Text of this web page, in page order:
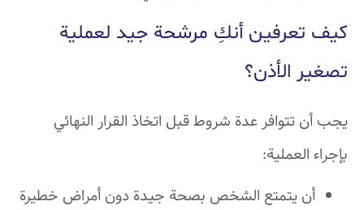
كيف تعرفين أنكِ مرشحة جيد لعملية
تصغير الأذن؟
يجب أن تتوافر عدة شروط قبل اتخاذ القرار النهائي
بإجراء العملية:
أن يتمتع الشخص بصحة جيدة دون أمراض خطيرة